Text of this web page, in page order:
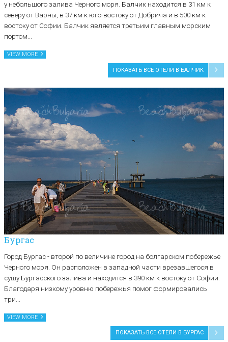
у небольшого залива Черного моря. Балчик находится в 31 км к
северу от Варны, в 37 км к юго-востоку от Добрича и в 500 км к
востоку от Софии. Балчик является третьим главным морским
портом...
VIEW MORE
ПОКАЗАТЬ ВСЕ ОТЕЛИ В БАЛЧИК
Бургас
Город Бургас - второй по величине город на болгарском побережье
Черного моря. Он расположен в западной части врезавшегося в
сушу Бургасского залива и находится в 390 км к востоку от Софии.
Благодаря низкому уровню побережья помог формировались
три...
VIEW MORE
ПОКАЗАТЬ ВСЕ ОТЕЛИ В БУРГАС